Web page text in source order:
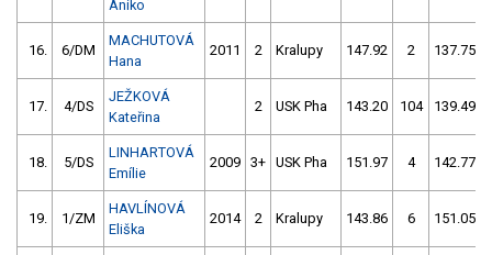
Aniko
16. 6/DM
MACHUTOVÁ
Hana
2011 2 Kralupy 147.92 2 137.75
17. 4/DS
JEŽKOVÁ
Kateřina
2 USK Pha 143.20 104 139.49
18. 5/DS
LINHARTOVÁ
Emílie
2009 3+ USK Pha 151.97 4 142.77
19. 1/ZM
HAVLÍNOVÁ
Eliška
2014 2 Kralupy 143.86 6 151.05